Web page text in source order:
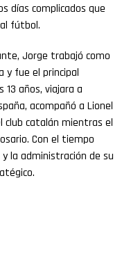
días complicados que
fútbol.
Jorge trabajó como
y fue el principal
años, viajara a
acompañó a Lionel
club catalán mientras el
Con el tiempo
la administración de su